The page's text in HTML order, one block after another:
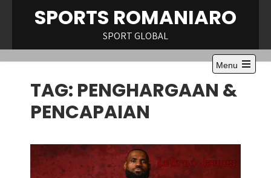
SPORTS ROMANIARO
SPORT GLOBAL
Menu
Open
main
TAG: PENGHARGAAN &
PENCAPAIAN